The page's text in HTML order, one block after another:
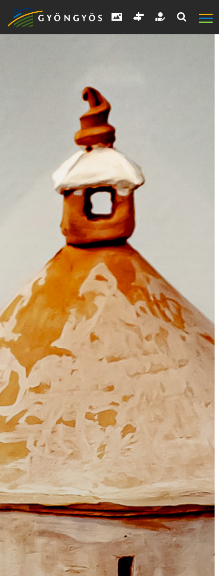
LÁTVÁNYOSSÁGOK
GYÖNGYÖS
VÁROS
ÉRTÉKTÁRA
VÁROSUNKRÓL
LAKOSSÁGI
INFORMÁCIÓK
HASZNOS
KVÍZ